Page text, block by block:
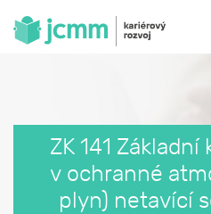
ZK 141
v ochranné
plyn) netavící